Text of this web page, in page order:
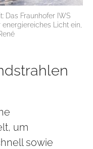
Das Fraunhofer IWS
Licht ein,
um
sowie